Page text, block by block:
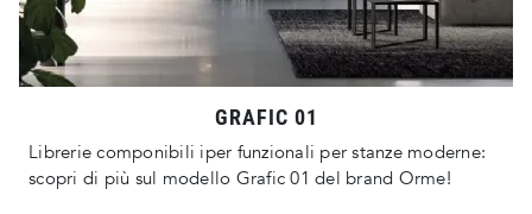
GRAFIC 01
Librerie componibili iper funzionali per stanze moderne:
scopri di più sul modello Grafic 01 del brand Orme!